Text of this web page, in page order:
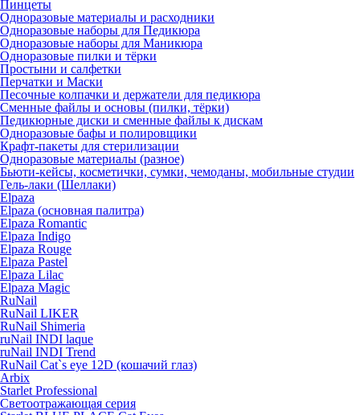
Пинцеты
Одноразовые материалы и расходники
Одноразовые наборы для Педикюра
Одноразовые наборы для Маникюра
Одноразовые пилки и тёрки
Простыни и салфетки
Перчатки и Маски
Песочные колпачки и держатели для педикюра
Cменные файлы и основы (пилки, тёрки)
Педикюрные диски и сменные файлы к дискам
Одноразовые бафы и полировщики
Крафт-пакеты для стерилизации
Одноразовые материалы (разное)
Бьюти-кейсы, косметички, сумки, чемоданы, мобильные студии
Гель-лаки (Шеллаки)
Elpaza
Elpaza (основная палитра)
Elpaza Romantic
Elpaza Indigo
Elpaza Rouge
Elpaza Pastel
Elpaza Lilac
Elpaza Magic
RuNail
RuNail LIKER
RuNail Shimeria
ruNail INDI laque
ruNail INDI Trend
RuNail Cat`s eye 12D (кошачий глаз)
Arbix
Starlet Professional
Светоотражающая серия